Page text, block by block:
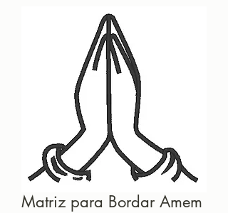
Matriz para Bordar Amem